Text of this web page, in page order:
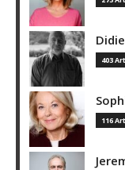
403
116